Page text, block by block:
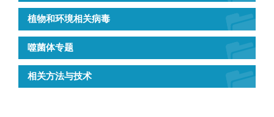
植物和环境相关病毒
噬菌体专题
相关方法与技术